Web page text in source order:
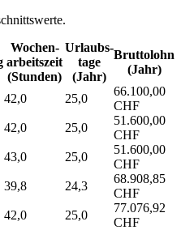
Wochen­
arbeitszeit
(Stunden)
Urlaubs­
tage
(Jahr)
Bruttolohn
(Jahr)
42,0 25,0
66.100,00
CHF
42,0 25,0
51.600,00
CHF
43,0 25,0
51.600,00
CHF
39,8 24,3
68.908,85
CHF
42,0 25,0
77.076,92
CHF